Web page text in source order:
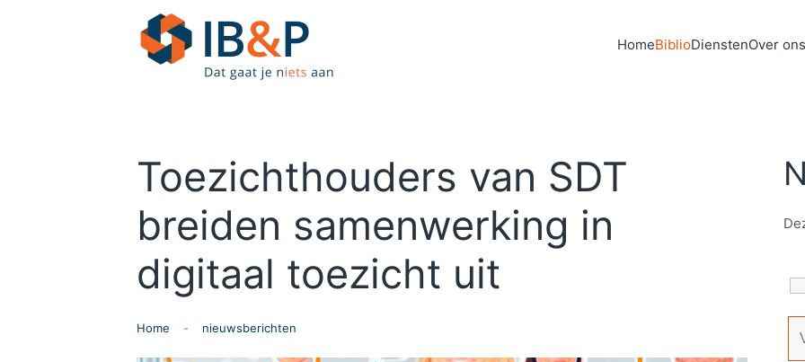
Skip to main content HomeBiblioDienstenOver ons
Toezichthouders van SDT
breiden samenwerking in
digitaal toezicht uit
Home nieuwsberichten